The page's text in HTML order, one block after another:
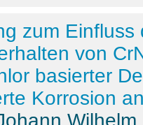
zum
von
basierter
Korrosion